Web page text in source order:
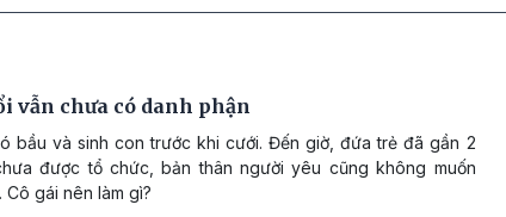
vẫn chưa có danh phận
bầu và sinh con trước khi cưới. Đến giờ, đứa trẻ đã gần 2
được tổ chức, bản thân người yêu cũng không muốn
gái nên làm gì?